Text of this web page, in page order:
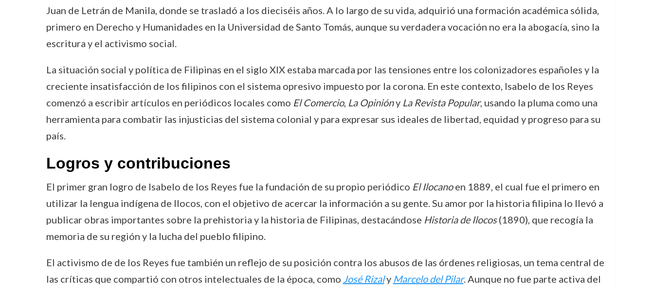
Juan de Letrán de Manila, donde se trasladó a los dieciséis años. A lo largo de su vida, adquirió una formación académica sólida,
primero en Derecho y Humanidades en la Universidad de Santo Tomás, aunque su verdadera vocación no era la abogacía, sino la
escritura y el activismo social.
La situación social y política de Filipinas en el siglo XIX estaba marcada por las tensiones entre los colonizadores españoles y la
creciente insatisfacción de los filipinos con el sistema opresivo impuesto por la corona. En este contexto, Isabelo de los Reyes
comenzó a escribir artículos en periódicos locales como El Comercio, La Opinióny La Revista Popular, usando la pluma como una
herramienta para combatir las injusticias del sistema colonial y para expresar sus ideales de libertad, equidad y progreso para su
país.
Logros y contribuciones
El primer gran logro de Isabelo de los Reyes fue la fundación de su propio periódico El Ilocanoen 1889, el cual fue el primero en
utilizar la lengua indígena de Ilocos, con el objetivo de acercar la información a su gente. Su amor por la historia filipina lo llevó a
publicar obras importantes sobre la prehistoria y la historia de Filipinas, destacándose Historia de Ilocos(1890), que recogía la
memoria de su región y la lucha del pueblo filipino.
El activismo de de los Reyes fue también un reflejo de su posición contra los abusos de las órdenes religiosas, un tema central de
las críticas que compartió con otros intelectuales de la época, como José Rizaly Marcelo del Pilar. Aunque no fue parte activa del